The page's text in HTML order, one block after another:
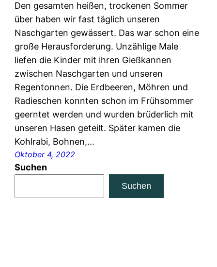
Den gesamten heißen, trockenen Sommer
über haben wir fast täglich unseren
Naschgarten gewässert. Das war schon eine
große Herausforderung. Unzählige Male
liefen die Kinder mit ihren Gießkannen
zwischen Naschgarten und unseren
Regentonnen. Die Erdbeeren, Möhren und
Radieschen konnten schon im Frühsommer
geerntet werden und wurden brüderlich mit
unseren Hasen geteilt. Später kamen die
Kohlrabi, Bohnen,…
Oktober 4, 2022
Suchen
Suchen